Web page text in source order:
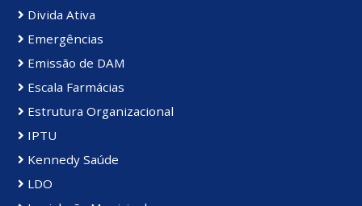
Divida Ativa
Emergências
Emissão de DAM
Escala Farmácias
Estrutura Organizacional
IPTU
Kennedy Saúde
LDO